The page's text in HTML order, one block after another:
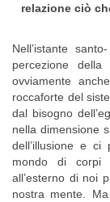
relazione ciò
Nell’istante
percezione
ovviamente
roccaforte del
dal bisogno
nella dimensione
dell’illusione e
mondo di corpi
all’esterno di noi
nostra mente.